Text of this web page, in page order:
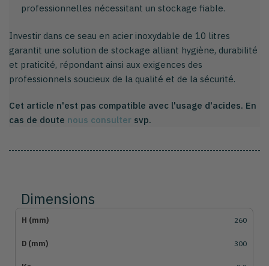
professionnelles nécessitant un stockage fiable.
Investir dans ce seau en acier inoxydable de 10 litres
garantit une solution de stockage alliant hygiène, durabilité
et praticité, répondant ainsi aux exigences des
professionnels soucieux de la qualité et de la sécurité.
Cet article n'est pas compatible avec l'usage d'acides. En
cas de doute nous consulter svp.
Dimensions
260
300